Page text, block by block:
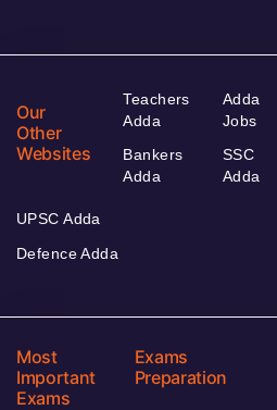
Our
Other
Websites
Teachers
Adda
Bankers
Adda
Adda
Jobs
SSC
Adda
UPSC Adda
Defence Adda
Most
Important
Exams
Exams
Preparation